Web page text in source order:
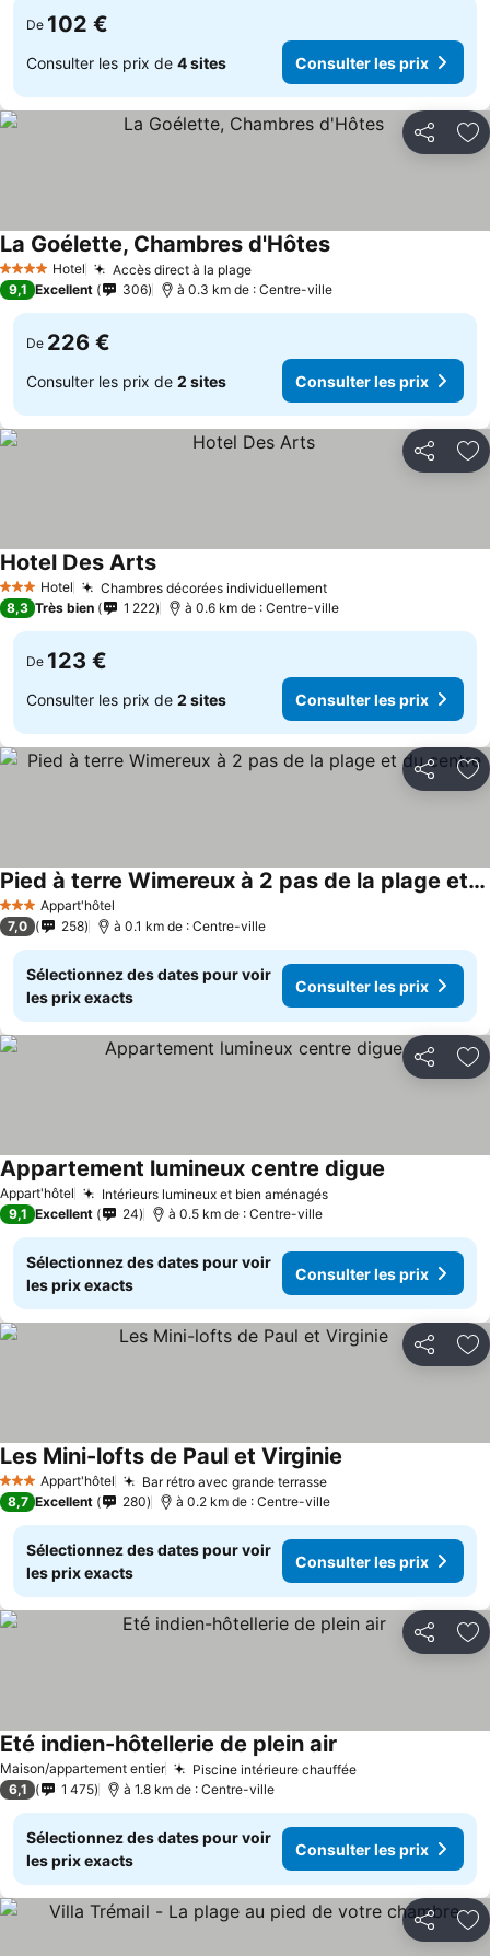
De 102 €
Consulter les prix de 4 sites Consulter les prix
Partager
4 Étoiles Hotel Accès direct à la plage
La Goélette, Chambres d'Hôtes
9,1 Excellent 306 à 0.3 km de : Centre-ville
De 226 €
Consulter les prix de 2 sites Consulter les prix
Partager
3 ÉtoilesHotel Chambres décorées individuellement
Hotel Des Arts
8,3 Très bien 1 222 à 0.6 km de : Centre-ville
De 123 €
Consulter les prix de 2 sites Consulter les prix
Partager
3 ÉtoilesAppart'hôtel
Pied à terre Wimereux à 2 pas de la plage et du centre
7,0 258 à 0.1 km de : Centre-ville
Sélectionnez des dates pour voir
les prix exacts
Consulter les prix
Partager
Appart'hôtel Intérieurs lumineux et bien aménagés
Appartement lumineux centre digue
9,1 Excellent 24 à 0.5 km de : Centre-ville
Sélectionnez des dates pour voir
les prix exacts
Consulter les prix
Partager
3 ÉtoilesAppart'hôtel Bar rétro avec grande terrasse
Les Mini-lofts de Paul et Virginie
8,7 Excellent 280 à 0.2 km de : Centre-ville
Sélectionnez des dates pour voir
les prix exacts
Consulter les prix
Partager
Maison/appartement entier Piscine intérieure chauffée
Eté indien-hôtellerie de plein air
6,1 1 475 à 1.8 km de : Centre-ville
Sélectionnez des dates pour voir
les prix exacts
Consulter les prix
Partager